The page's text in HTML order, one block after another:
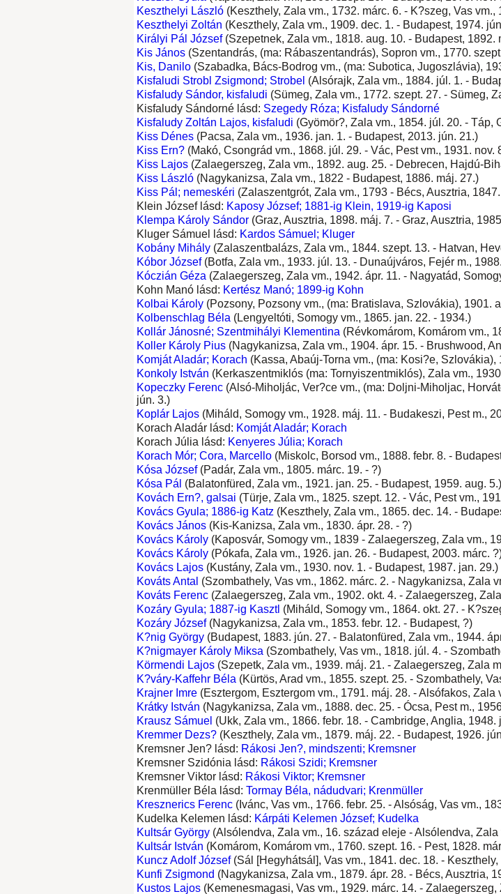
Keszthelyi László (Keszthely, Zala vm., 1732. márc. 6. - K?szeg, Vas vm.,
Keszthelyi Zoltán (Keszthely, Zala vm., 1909. dec. 1. - Budapest, 1974.
Királyi Pál József(Szepetnek, Zala vm., 1818. aug. 10. - Budapest, 1892.
Kis János (Szentandrás, (ma: Rábaszentandrás), Sopron vm., 1770.
Kis, Danilo (Szabadka, Bács-Bodrog vm., (ma: Subotica, Jugoszlávia),
Kisfaludi Strobl Zsigmond; Strobel (Alsórajk, Zala vm., 1884. júl. 1. -
Kisfaludy Sándor, kisfaludi (Sümeg, Zala vm., 1772. szept. 27. - Sümeg,
Kisfaludy Sándorné lásd: Szegedy Róza; Kisfaludy Sándorné
Kisfaludy Zoltán Lajos, kisfaludi (Gyömör?, Zala vm., 1854. júl. 20. - Táp,
Kiss Dénes (Pacsa, Zala vm., 1936. jan. 1. - Budapest, 2013. jún. 21.)
Kiss Ern? (Makó, Csongrád vm., 1868. júl. 29. - Vác, Pest vm., 1931. nov.
Kiss Lajos (Zalaegerszeg, Zala vm., 1892. aug. 25. - Debrecen, Hajdú-
Kiss László (Nagykanizsa, Zala vm., 1822 - Budapest, 1886. máj. 27.)
Kiss Pál; nemeskéri (Zalaszentgrót, Zala vm., 1793 - Bécs, Ausztria,
Klein József lásd: Kaposy József; 1881-ig Klein, 1919-ig Kaposi
Klempa Károly Sándor (Graz, Ausztria, 1898. máj. 7. - Graz, Ausztria,
Kluger Sámuel lásd: Kardos Sámuel; Kluger
Kobány Mihály (Zalaszentbalázs, Zala vm., 1844. szept. 13. - Hatvan,
Kóbor József(Botfa, Zala vm., 1933. júl. 13. - Dunaújváros, Fejér m.,
Kóczián Géza (Zalaegerszeg, Zala vm., 1942. ápr. 11. - Nagyatád,
Kohn Manó lásd: Kertész Manó; 1899-ig Kohn
Kolbai Károly (Pozsony, Pozsony vm., (ma: Bratislava, Szlovákia), 1901.
Kolbenschlag Béla (Lengyeltóti, Somogy vm., 1865. jan. 22. - 1934.)
Kollár Jánosné; Szentmihályi Klementina (Révkomárom, Komárom vm.,
Koller Károly Pius (Nagykanizsa, Zala vm., 1904. ápr. 15. - Brushwood,
Komját Aladár; Korach (Kassa, Abaúj-Torna vm., (ma: Kosi?e,
Konkoly István (Kerkaszentmiklós (ma: Tornyiszentmiklós), Zala vm.,
Kopeczky Ferenc (Alsó-Miholjác, Ver?ce vm., (ma: Doljni-Miholjac,
jún. 3.)
Koplár Lajos (Miháld, Somogy vm., 1928. máj. 11. - Budakeszi, Pest m.,
Korach Aladár lásd: Komját Aladár; Korach
Korach Júlia lásd: Kenyeres Júlia; Korach
Korach Mór; Cora, Marcello (Miskolc, Borsod vm., 1888. febr. 8. -
Kósa József(Padár, Zala vm., 1805. márc. 19. - ?)
Kósa Pál (Balatonfüred, Zala vm., 1921. jan. 25. - Budapest, 1959. aug. 5.)
Kovách Ern?, galsai (Türje, Zala vm., 1825. szept. 12. - Vác, Pest vm.,
Kovács Gyula; 1886-ig Katz (Keszthely, Zala vm., 1865. dec. 14. -
Kovács János (Kis-Kanizsa, Zala vm., 1830. ápr. 28. - ?)
Kovács Károly (Kaposvár, Somogy vm., 1839 - Zalaegerszeg, Zala vm.,
Kovács Károly (Pókafa, Zala vm., 1926. jan. 26. - Budapest, 2003. márc.
Kovács Lajos (Kustány, Zala vm., 1930. nov. 1. - Budapest, 1987. jan. 29.)
Kováts Antal (Szombathely, Vas vm., 1862. márc. 2. - Nagykanizsa, Zala
Kováts Ferenc (Zalaegerszeg, Zala vm., 1902. okt. 4. - Zalaegerszeg,
Kozáry Gyula; 1887-ig Kasztl (Miháld, Somogy vm., 1864. okt. 27. -
Kozáry József(Nagykanizsa, Zala vm., 1853. febr. 12. - Budapest, ?)
K?nig György (Budapest, 1883. jún. 27. - Balatonfüred, Zala vm., 1944.
K?nigmayer Károly Miksa (Szombathely, Vas vm., 1818. júl. 4. -
Körmendi Lajos (Szepetk, Zala vm., 1939. máj. 21. - Zalaegerszeg, Zala
K?váry-Kaffehr Béla (Kürtös, Arad vm., 1855. szept. 25. - Szombathely,
Krajner Imre (Esztergom, Esztergom vm., 1791. máj. 28. - Alsófakos, Zala
Krátky István (Nagykanizsa, Zala vm., 1888. dec. 25. - Ócsa, Pest m.,
Krausz Sámuel (Ukk, Zala vm., 1866. febr. 18. - Cambridge, Anglia, 1948.
Kremmer Dezs? (Keszthely, Zala vm., 1879. máj. 22. - Budapest, 1926.
Kremsner Jen? lásd: Rákosi Jen?, mindszenti; Kremsner
Kremsner Szidónia lásd: Rákosi Szidi; Kremsner
Kremsner Viktor lásd: Rákosi Viktor; Kremsner
Krenmüller Béla lásd: Tormay Béla, nádudvari; Krenmüller
Kresznerics Ferenc (Ivánc, Vas vm., 1766. febr. 25. - Alsóság, Vas vm.,
Kudelka Kelemen lásd: Kárpáti Kelemen József; Kudelka
Kultsár György (Alsólendva, Zala vm., 16. század eleje - Alsólendva, Zala
Kultsár István (Komárom, Komárom vm., 1760. szept. 16. - Pest, 1828.
Kuncz Adolf József(Sál [Hegyhátsál], Vas vm., 1841. dec. 18. -
Kunfi Zsigmond (Nagykanizsa, Zala vm., 1879. ápr. 28. - Bécs, Ausztria,
Kustos Lajos (Kemenesmagasi, Vas vm., 1929. márc. 14. - Zalaegerszeg,